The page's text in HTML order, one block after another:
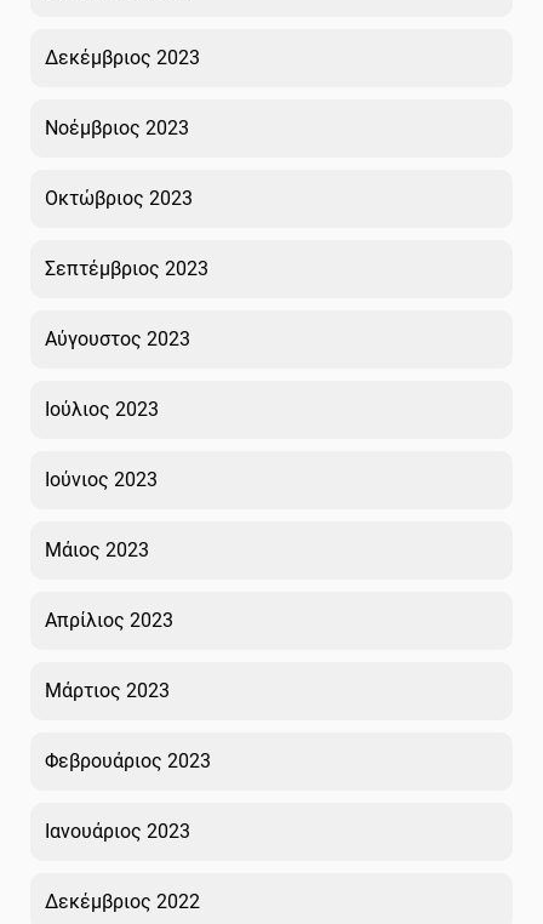
Δεκέμβριος 2023
Νοέμβριος 2023
Οκτώβριος 2023
Σεπτέμβριος 2023
Αύγουστος 2023
Ιούλιος 2023
Ιούνιος 2023
Μάιος 2023
Απρίλιος 2023
Μάρτιος 2023
Φεβρουάριος 2023
Ιανουάριος 2023
Δεκέμβριος 2022